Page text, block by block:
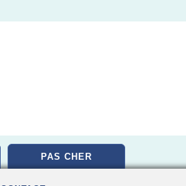
PAS CHER